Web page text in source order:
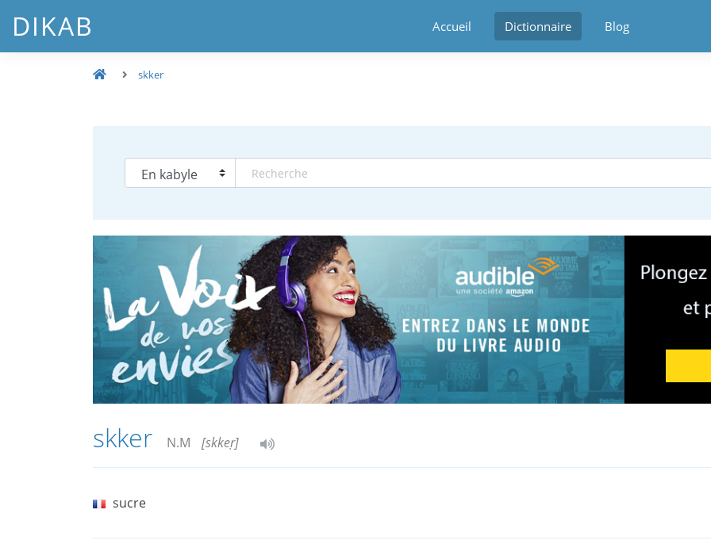
DIKAB Accueil Dictionnaire Blog
skker
skker N.M [skkeṛ]
sucre